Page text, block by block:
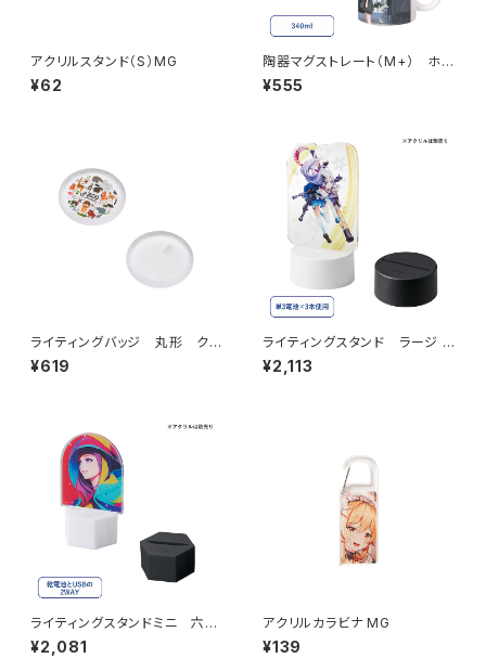
アクリルスタンド（S）MG
¥62
陶器マグストレート（M+） ホワ
イト MG
¥555
ライティングバッジ 丸形 クリ
ア MG
¥619
ライティングスタンド ラージ M
G (アクリル板対応）
¥2,113
ライティングスタンドミニ 六角
MG（アクリル板対応）
¥2,081
アクリルカラビナ MG
¥139